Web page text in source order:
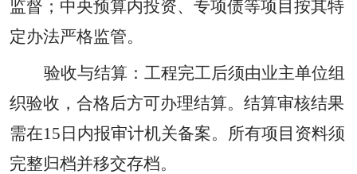
监督；中央预算内投资、专项债等项目按其特
定办法严格监管。
验收与结算：工程完工后须由业主单位组
织验收，合格后方可办理结算。结算审核结果
需在15 日内报审计机关备案。所有项目资料须
完整归档并移交存档。